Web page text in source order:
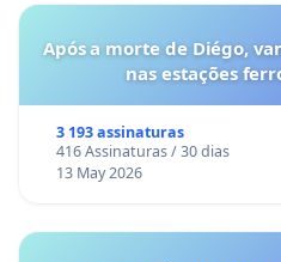
Após a morte de Diégo,
nas estações
3 193 assinaturas
416 Assinaturas / 30 dias
13 May 2026